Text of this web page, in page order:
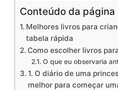
Conteúdo da página
Melhores livros para
tabela rápida
Como escolher livros
O que eu observaria
1. O diário de uma
melhor para começar